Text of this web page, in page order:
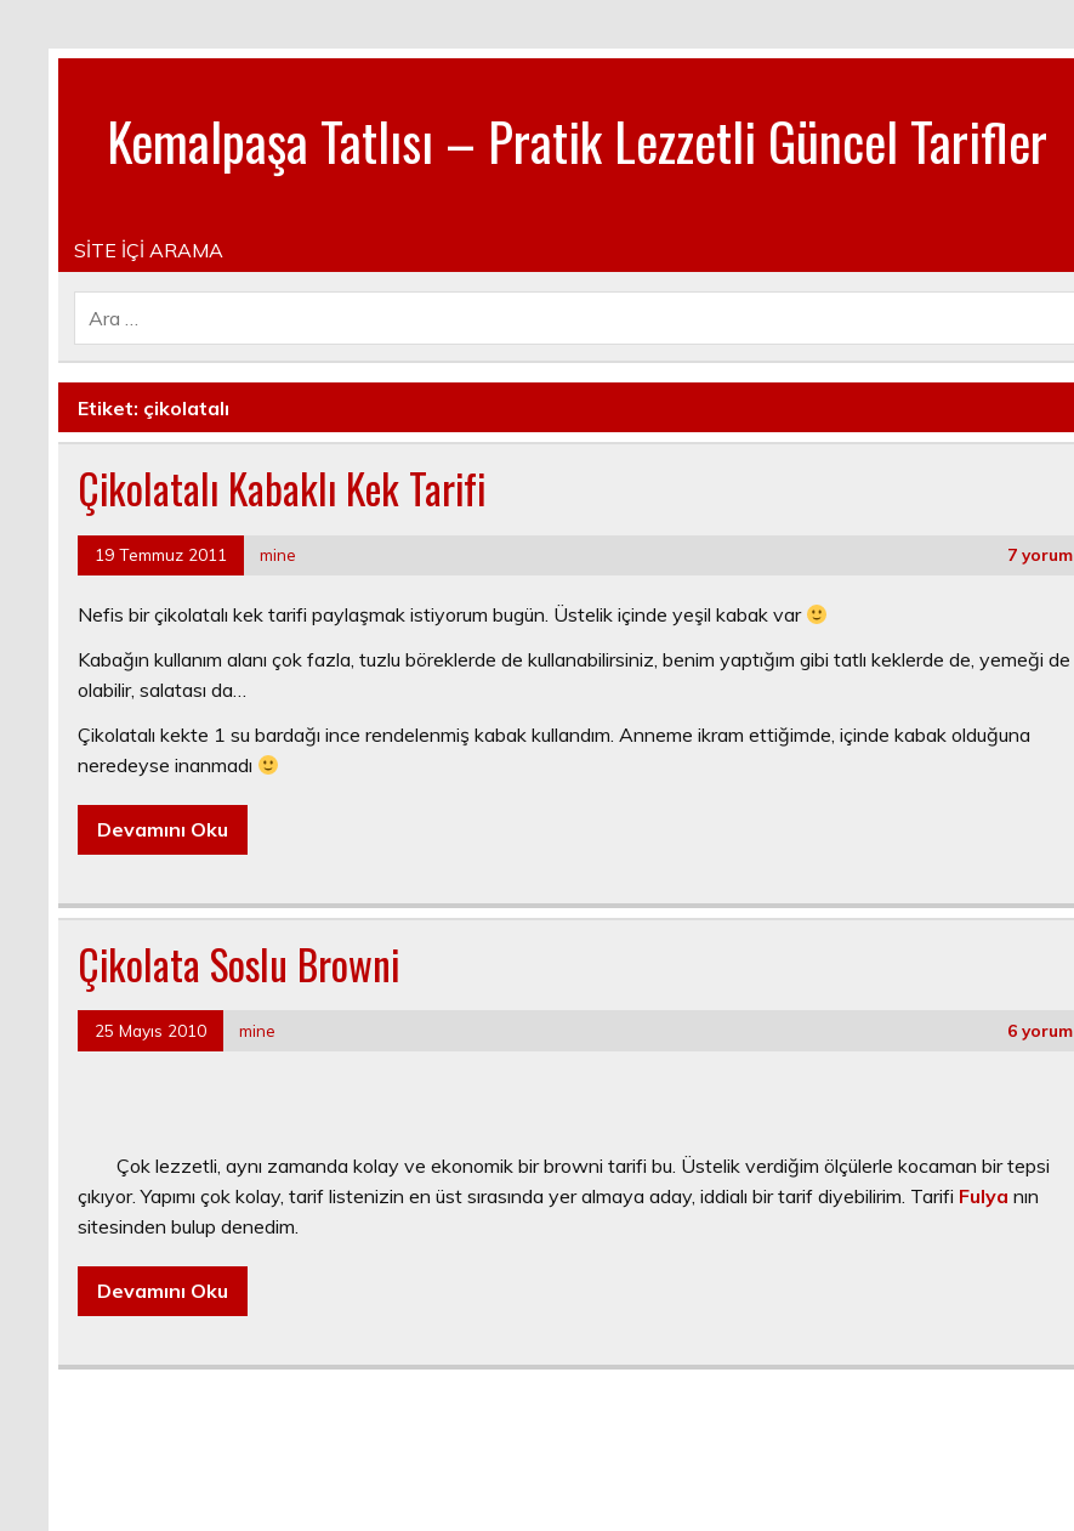
Kemalpaşa Tatlısı – Pratik Lezzetli Güncel Tarifler
SİTE İÇİ ARAMA
Etiket: çikolatalı
Çikolatalı Kabaklı Kek Tarifi
19 Temmuz 2011 mine 7 yorum
Nefis bir çikolatalı kek tarifi paylaşmak istiyorum bugün. Üstelik içinde yeşil kabak var
Kabağın kullanım alanı çok fazla, tuzlu böreklerde de kullanabilirsiniz, benim yaptığım gibi tatlı keklerde de, yemeği de
olabilir, salatası da…
Çikolatalı kekte 1 su bardağı ince rendelenmiş kabak kullandım. Anneme ikram ettiğimde, içinde kabak olduğuna
neredeyse inanmadı
Devamını Oku
Çikolata Soslu Browni
25 Mayıs 2010 mine 6 yorum
Çok lezzetli, aynı zamanda kolay ve ekonomik bir browni tarifi bu. Üstelik verdiğim ölçülerle kocaman bir tepsi
çıkıyor. Yapımı çok kolay, tarif listenizin en üst sırasında yer almaya aday, iddialı bir tarif diyebilirim. Tarifi Fulya nın
sitesinden bulup denedim.
Devamını Oku